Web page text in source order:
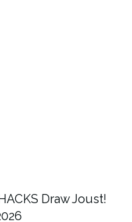
Draw Joust!